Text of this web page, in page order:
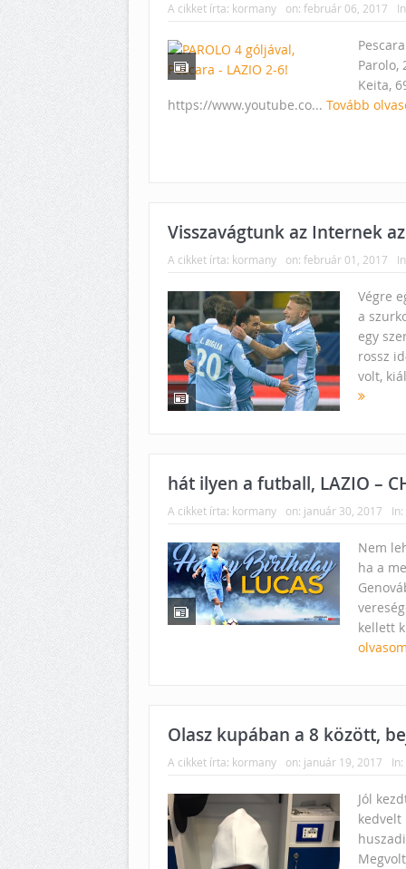
A cikket írta: kormany on: február 06, 2017
Parolo,
Keita,
https://www.youtube.co... Tovább
Visszavágtunk az Internek
A cikket írta: kormany on: február 01, 2017
Végre
a
egy
rossz
volt,
hát ilyen a futball, LAZIO –
A cikket írta: kormany on: január 30, 2017 In:
Nem
ha a
kellett
Olasz kupában a 8 között,
A cikket írta: kormany on: január 19, 2017 In:
Jól
kedvelt